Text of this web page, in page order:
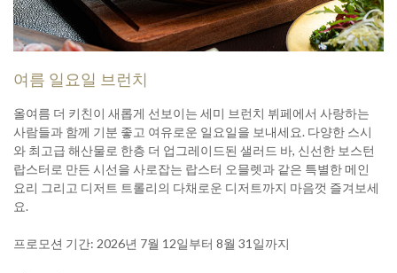
여름 일요일 브런치
올여름 더 키친이 새롭게 선보이는 세미 브런치 뷔페에서 사랑하는
사람들과 함께 기분 좋고 여유로운 일요일을 보내세요. 다양한 스시
와 최고급 해산물로 한층 더 업그레이드된 샐러드 바, 신선한 보스턴
랍스터로 만든 시선을 사로잡는 랍스터 오믈렛과 같은 특별한 메인
요리 그리고 디저트 트롤리의 다채로운 디저트까지 마음껏 즐겨보세
요.
프로모션 기간: 2026년 7월 12일부터 8월 31일까지